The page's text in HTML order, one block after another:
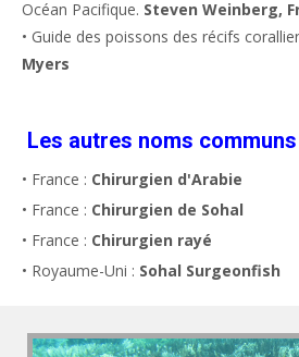
Océan Pacifique. Steven Weinberg,
• Guide des poissons des récifs
Myers
Les autres noms communs
• France : Chirurgien d'Arabie
• France : Chirurgien de Sohal
• France : Chirurgien rayé
• Royaume-Uni : Sohal Surgeonfish